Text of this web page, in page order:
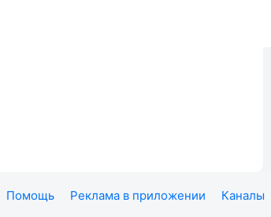
Помощь Реклама в приложении Каналы